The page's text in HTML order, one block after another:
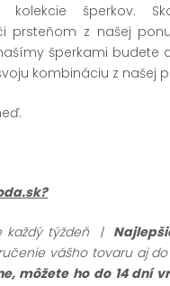
kolekcie šperkov.
prsteňom z našej
šperkami budete
kombináciu z našej
každý týždeň |
vášho tovaru aj
môžete ho do 14 dní